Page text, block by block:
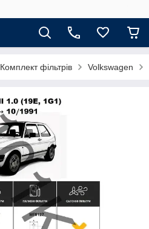
Комплект фільтрів Volkswagen